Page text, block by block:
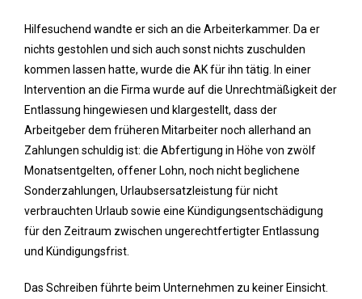
Hilfesuchend wandte er sich an die Arbeiterkammer. Da er
nichts gestohlen und sich auch sonst nichts zuschulden
kommen lassen hatte, wurde die AK für ihn tätig. In einer
Intervention an die Firma wurde auf die Unrechtmäßigkeit der
Entlassung hingewiesen und klargestellt, dass der
Arbeitgeber dem früheren Mitarbeiter noch allerhand an
Zahlungen schuldig ist: die Abfertigung in Höhe von zwölf
Monatsentgelten, offener Lohn, noch nicht beglichene
Sonderzahlungen, Urlaubsersatzleistung für nicht
verbrauchten Urlaub sowie eine Kündigungsentschädigung
für den Zeitraum zwischen ungerechtfertigter Entlassung
und Kündigungsfrist.
Das Schreiben führte beim Unternehmen zu keiner Einsicht.